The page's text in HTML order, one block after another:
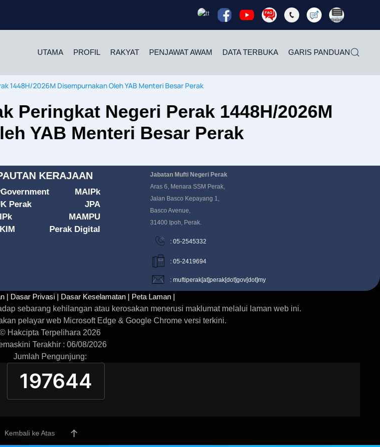
Read Read Read Read Read Read
UTAMA
PROFIL RAKYAT PENJAWAT AWAM DATA TERBUKA GARIS PANDUAN
1448H/2026M Disempurnakan Oleh YAB Menteri Besar Perak
Peringkat Negeri Perak 1448H/2026M
YAB Menteri Besar Perak
KERAJAAN
Perak
MAIPk
JPA
MAMPU
Perak Digital
Jabatan Mufti Negeri Perak
Aras 6, Menara SSM Perak,
Jalan Basco Kepayang 1,
Basco Avenue,
31400 Ipoh, Perak.
: 05-2545332
: 05-2419694
: muftiperak[at]perak[dot]gov[dot]my
| Dasar Privasi | Dasar Keselamatan | Peta Laman |
sebarang kehilangan atau kerosakan menerusi maklumat melalui laman web ini.
pelayar web Microsoft Edge & Google Chrome versi terkini.
© Hakcipta Terpelihara 2026
Terakhir : 06/08/2026
Jumlah Pengunjung:
197644
Kembali ke Atas